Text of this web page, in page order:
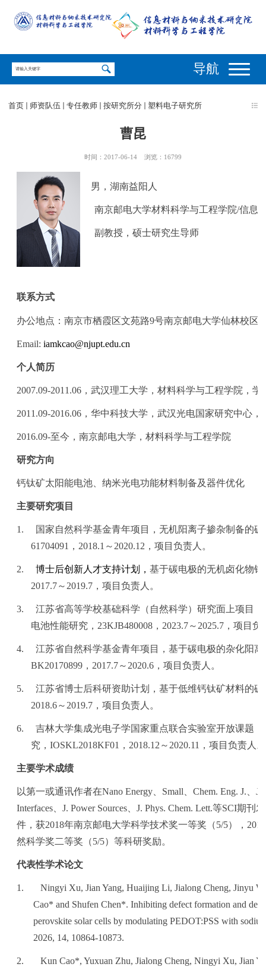
导航
首页 师资队伍 专任教师 按研究所分 塑料电子研究所
曹昆
时间：2017-06-14 浏览： 16799
男 ， 湖南益阳人
南京邮电大学材料科学与工程学院/信息
副教授，硕士研究生导师
联系方式
办公地点：南京市栖霞区文苑路9号南京邮电大学仙林校区
Email: iamkcao@njupt.edu.cn
个人简历
2007.09-2011.06 ，武汉理工大学，材料科学与工程学院，学
2011.09-2016.06 ，华中科技大学，武汉光电国家研究中心，
2016.09-至今，南京邮电大学，材料科学与工程学院
研究方向
钙钛矿太阳能电池、纳米光电功能材料制备及器件优化
主要研究项目
1.
国家自然科学基金青年项目，无机阳离子掺杂制备的
61704091 ， 2018.1 ～ 2020.12 ，项目负责人。
2. 博士后创新人才支持计划， 基于碳电极的无机卤化物
2017.7～ 2019.7 ，项目负责人。
3. 江苏省高等学校基础科学（自然科学）研究面上项目，
电池性能研究， 23KJB480008 ， 2023.7～ 2025.7 ，项目负
4.
江苏省自然科学基金青年项目，基于碳电极的杂化阳
BK20170899 ， 2017.7～ 2020.6 ，项目负责人。
5.
江苏省博士后科研资助计划，基于低维钙钛矿材料的
2018.6～ 2019.7 ，项目负责人。
6.
吉林大学集成光电子学国家重点联合实验室开放课题
究， IOSKL2018KF01 ， 2018.12 ～ 2020.11 ，项目负责人。
主要学术成绩
以第一或通讯作者在Nano Energy Small Chem. Eng. J.
J.
Interfaces
J. Power Sources J. Phys. Chem. Lett.等SCI期刊
件，获2018年南京邮电大学科学技术奖一等奖（5/5）， 2018
然科学奖二等奖（5/5）等科研奖励。
代表性学术论文
1.
Ningyi Xu, Jian Yang, Huaijing Li, Jialong Cheng, Jinyu
Cao* and Shufen Chen*. Inhibiting defect formation and
perovskite solar cells by modulating PEDOT:PSS with
2026, 14, 10864-10873.
2.
Kun Cao*, Yuxuan Zhu, Jialong Cheng, Ningyi Xu, Jian